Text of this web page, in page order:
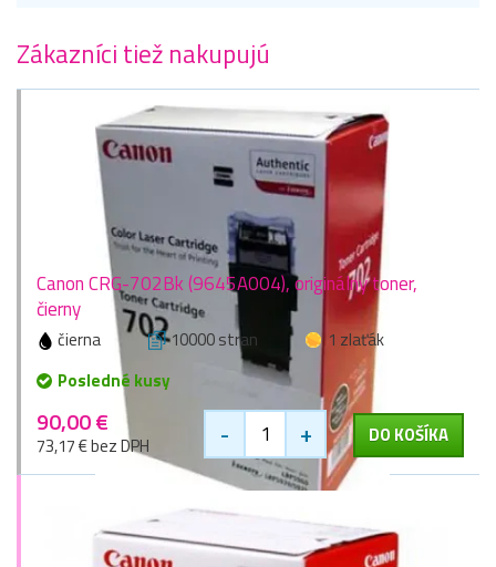
Zákazníci tiež nakupujú
Canon CRG-702Bk (9645A004), originálny toner,
čierny
čierna 10000 stran
1 zlaťák
Posledné kusy
90,00 €
73,17 € bez DPH - + DO KOŠÍKA